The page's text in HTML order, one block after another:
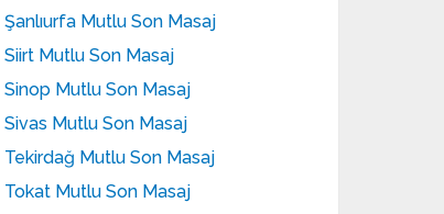
Şanlıurfa Mutlu Son Masaj
Siirt Mutlu Son Masaj
Sinop Mutlu Son Masaj
Sivas Mutlu Son Masaj
Tekirdağ Mutlu Son Masaj
Tokat Mutlu Son Masaj